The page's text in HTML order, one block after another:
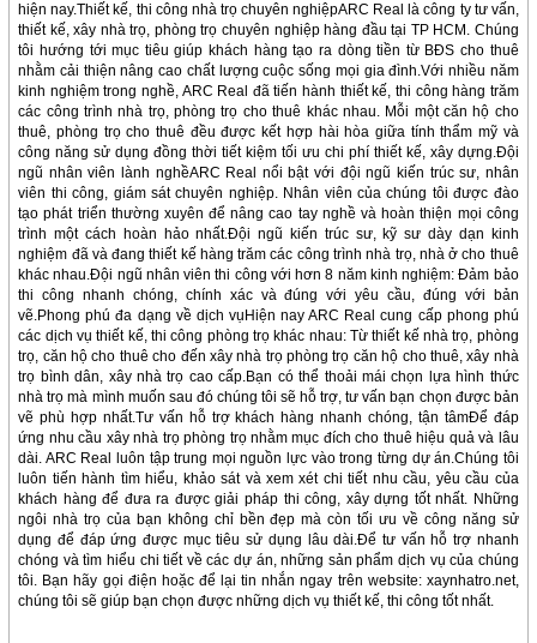
hiện nay.Thiết kế, thi công nhà trọ chuyên nghiệpARC Real là công ty tư vấn,
thiết kế, xây nhà trọ, phòng trọ chuyên nghiệp hàng đầu tại TP HCM. Chúng
tôi hướng tới mục tiêu giúp khách hàng tạo ra dòng tiền từ BĐS cho thuê
nhằm cải thiện nâng cao chất lượng cuộc sống mọi gia đình.Với nhiều năm
kinh nghiệm trong nghề, ARC Real đã tiến hành thiết kế, thi công hàng trăm
các công trình nhà trọ, phòng trọ cho thuê khác nhau. Mỗi một căn hộ cho
thuê, phòng trọ cho thuê đều được kết hợp hài hòa giữa tính thẩm mỹ và
công năng sử dụng đồng thời tiết kiệm tối ưu chi phí thiết kế, xây dựng.Đội
ngũ nhân viên lành nghềARC Real nổi bật với đội ngũ kiến trúc sư, nhân
viên thi công, giám sát chuyên nghiệp. Nhân viên của chúng tôi được đào
tạo phát triển thường xuyên để nâng cao tay nghề và hoàn thiện mọi công
trình một cách hoàn hảo nhất.Đội ngũ kiến trúc sư, kỹ sư dày dạn kinh
nghiệm đã và đang thiết kế hàng trăm các công trình nhà trọ, nhà ở cho thuê
khác nhau.Đội ngũ nhân viên thi công với hơn 8 năm kinh nghiệm: Đảm bảo
thi công nhanh chóng, chính xác và đúng với yêu cầu, đúng với bản
vẽ.Phong phú đa dạng về dịch vụHiện nay ARC Real cung cấp phong phú
các dịch vụ thiết kế, thi công phòng trọ khác nhau: Từ thiết kế nhà trọ, phòng
trọ, căn hộ cho thuê cho đến xây nhà trọ phòng trọ căn hộ cho thuê, xây nhà
trọ bình dân, xây nhà trọ cao cấp.Bạn có thể thoải mái chọn lựa hình thức
nhà trọ mà mình muốn sau đó chúng tôi sẽ hỗ trợ, tư vấn bạn chọn được bản
vẽ phù hợp nhất.Tư vấn hỗ trợ khách hàng nhanh chóng, tận tâmĐể đáp
ứng nhu cầu xây nhà trọ phòng trọ nhằm mục đích cho thuê hiệu quả và lâu
dài. ARC Real luôn tập trung mọi nguồn lực vào trong từng dự án.Chúng tôi
luôn tiến hành tìm hiểu, khảo sát và xem xét chi tiết nhu cầu, yêu cầu của
khách hàng để đưa ra được giải pháp thi công, xây dựng tốt nhất. Những
ngôi nhà trọ của bạn không chỉ bền đẹp mà còn tối ưu về công năng sử
dụng để đáp ứng được mục tiêu sử dụng lâu dài.Để tư vấn hỗ trợ nhanh
chóng và tìm hiểu chi tiết về các dự án, những sản phẩm dịch vụ của chúng
tôi. Bạn hãy gọi điện hoặc để lại tin nhắn ngay trên website: xaynhatro.net,
chúng tôi sẽ giúp bạn chọn được những dịch vụ thiết kế, thi công tốt nhất.